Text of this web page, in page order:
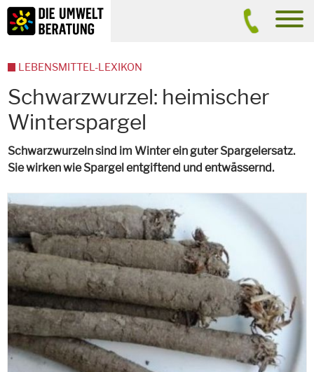
Inhalt
Suche
Schwarzwurzel: heimischer
Winterspargel
Schwarzwurzeln sind im Winter ein guter Spargelersatz.
Sie wirken wie Spargel entgiftend und entwässernd.
LEBENSMITTEL-LEXIKON